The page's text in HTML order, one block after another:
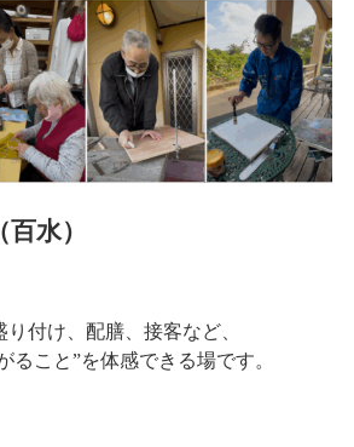
水）
付け、配膳、接客など、
ること”を体感できる場です。